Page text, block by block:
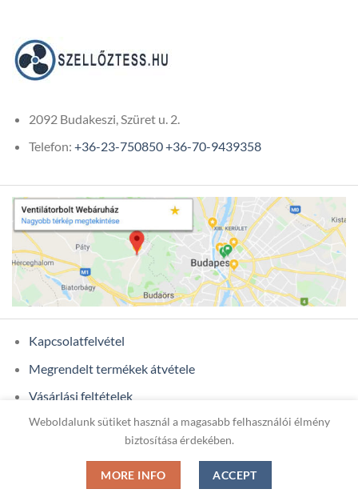
2092 Budakeszi, Szüret u. 2.
Telefon: +36-23-750850+36-70-9439358
Kapcsolatfelvétel
Megrendelt termékek átvétele
Vásárlási feltételek
Ügyfél adatok
Copyright 2026 © ONIXCOM KFT.
Weboldalunk sütiket használ a magasabb felhasználói élmény
biztosítása érdekében.
MORE INFO ACCEPT